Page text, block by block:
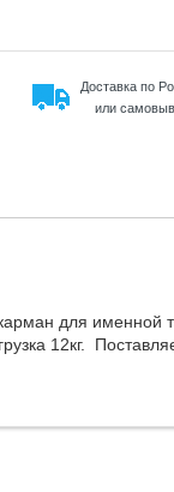
Доставка по
или
для именной
12кг.